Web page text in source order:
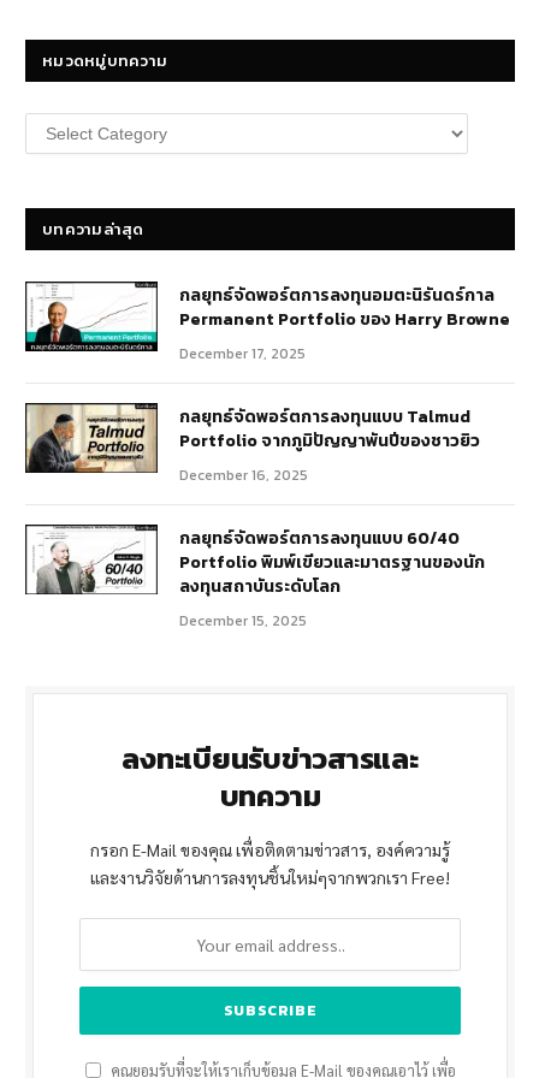
หมวดหมู่บทความ
หมวด
หมู่
บทความล่าสุด
กลยุทธ์​จัดพอร์ตการลงทุนอมตะนิรันดร์กาล
Permanent Portfolio ของ Harry Browne
December 17, 2025
กลยุทธ์จัดพอร์ตการลงทุนแบบ Talmud
Portfolio จากภูมิปัญญาพันปีของชาวยิว
December 16, 2025
กลยุทธ์จัดพอร์ตการลงทุนแบบ 60/40
Portfolio พิมพ์เขียวและมาตรฐานของนัก
ลงทุนสถาบันระดับโลก
December 15, 2025
ลงทะเบียนรับข่าวสารและ
บทความ
กรอก E-Mail ของคุณ เพื่อติดตามข่าวสาร, องค์ความรู้
และงานวิจัยด้านการลงทุนชิ้นใหม่ๆจากพวกเรา Free!
คุณยอมรับที่จะให้เราเก็บข้อมูล E-Mail ของคุณเอาไว้ เพื่อ